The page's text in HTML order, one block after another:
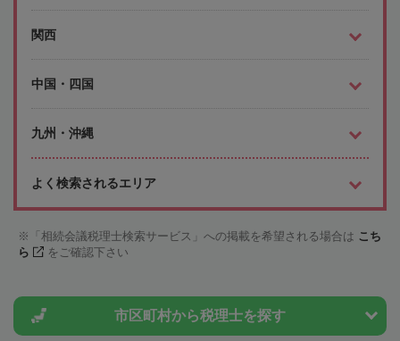
関西
中国・四国
九州・沖縄
よく検索されるエリア
「相続会議税理士検索サービス」への掲載を希望される場合は こち
ら
をご確認下さい
市区町村から税理士を探す